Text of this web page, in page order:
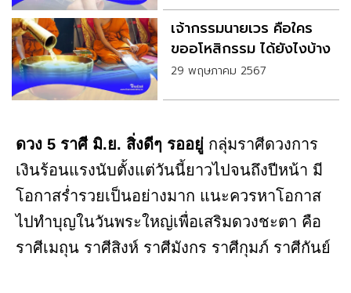
เจ้ากรรมนายเวร คือใคร
ขออโหสิกรรม ได้ยังไงบ้าง
29 พฤษภาคม 2567
ดวง 5 ราศี มิ.ย. สิ่งดีๆ รออยู่ กลุ่มราศีดวงการ
เงินร้อนแรงนับตั้งแต่วันนี้ยาวไปจนถึงปีหน้า มี
โอกาสร่ำรวยเป็นอย่างมาก แนะควรหาโอกาส
ไปทำบุญในวันพระใหญ่เพื่อเสริมดวงชะตา คือ
ราศีเมถุน ราศีสิงห์ ราศีมังกร ราศีกุมภ์ ราศีกันย์